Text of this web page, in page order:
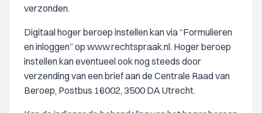
verzonden.
Digitaal hoger beroep instellen kan via “Formulieren
en inloggen” op www.rechtspraak.nl. Hoger beroep
instellen kan eventueel ook nog steeds door
verzending van een brief aan de Centrale Raad van
Beroep, Postbus 16002, 3500 DA Utrecht.